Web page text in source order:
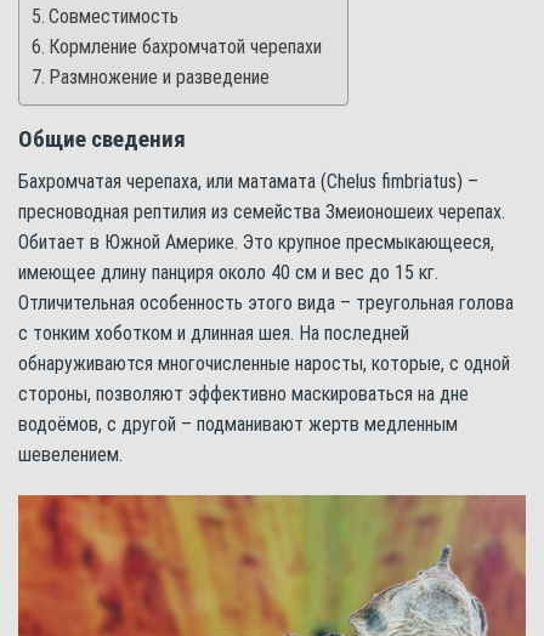
Совместимость
Кормление бахромчатой черепахи
Размножение и разведение
Общие сведения
Бахромчатая черепаха, или матамата (Chelus fimbriatus) –
пресноводная рептилия из семейства Змеионошеих черепах.
Обитает в Южной Америке. Это крупное пресмыкающееся,
имеющее длину панциря около 40 см и вес до 15 кг.
Отличительная особенность этого вида – треугольная голова
с тонким хоботком и длинная шея. На последней
обнаруживаются многочисленные наросты, которые, с одной
стороны, позволяют эффективно маскироваться на дне
водоёмов, с другой – подманивают жертв медленным
шевелением.